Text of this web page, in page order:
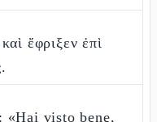
ἔφριξεν ἐπὶ
«Hai visto bene,